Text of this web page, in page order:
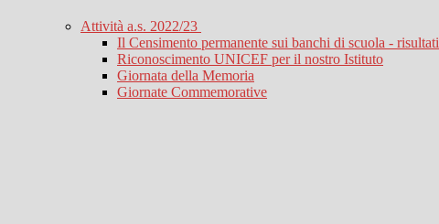
Attività a.s. 2022/23
Il Censimento permanente sui banchi di scuola - risultati
Riconoscimento UNICEF per il nostro Istituto
Giornata della Memoria
Giornate Commemorative